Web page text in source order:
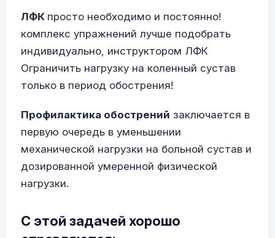
ЛФК просто необходимо и постоянно!
комплекс упражнений лучше подобрать
индивидуально, инструктором ЛФК
Ограничить нагрузку на коленный сустав
только в период обострения!
Профилактика обострений заключается в
первую очередь в уменьшении
механической нагрузки на больной сустав и
дозированной умеренной физической
нагрузки.
С этой задачей хорошо